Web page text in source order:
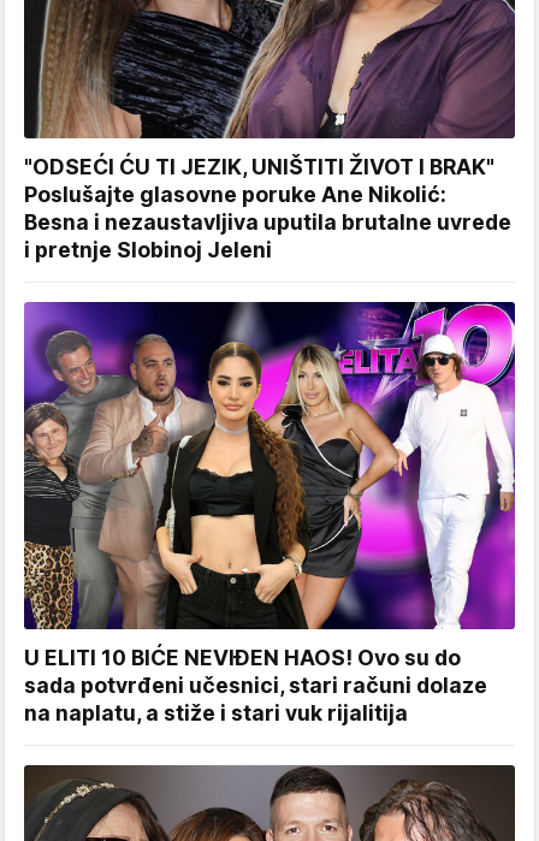
"ODSEĆI ĆU TI JEZIK, UNIŠTITI ŽIVOT I BRAK"
Poslušajte glasovne poruke Ane Nikolić:
Besna i nezaustavljiva uputila brutalne uvrede
i pretnje Slobinoj Jeleni
U ELITI 10 BIĆE NEVIĐEN HAOS! Ovo su do
sada potvrđeni učesnici, stari računi dolaze
na naplatu, a stiže i stari vuk rijalitija